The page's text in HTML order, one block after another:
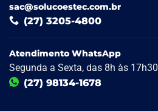
sac@solucoestec.com.br
(27) 3205-4800
Atendimento WhatsApp
Segunda a Sexta, das 8h às 17h30
(27) 98134-1678